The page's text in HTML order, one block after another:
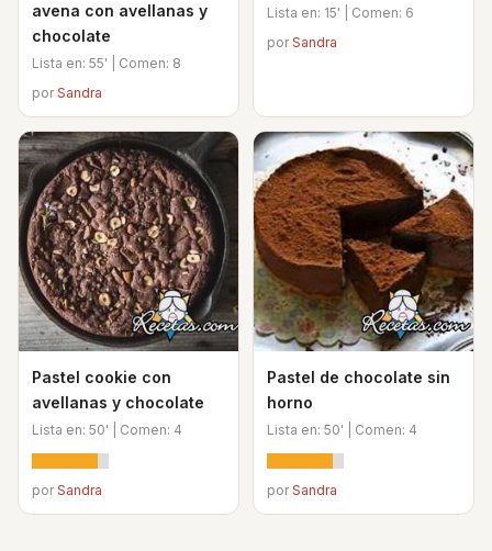
avena con avellanas y
chocolate
Lista en: 55' | Comen: 8
porSandra
Lista en: 15' | Comen: 6
porSandra
Pastel cookie con
avellanas y chocolate
Lista en: 50' | Comen: 4
porSandra
Pastel de chocolate sin
horno
Lista en: 50' | Comen: 4
porSandra